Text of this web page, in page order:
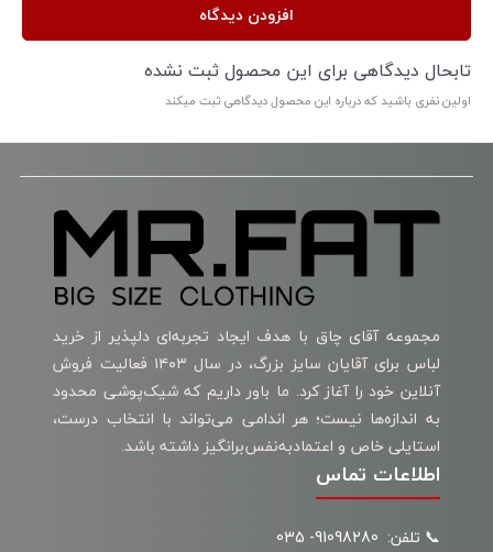
افزودن دیدگاه
تابحال دیدگاهی برای این محصول ثبت نشده
اولین نفری باشید که درباره این محصول دیدگاهی ثبت میکند
مجموعه آقای چاق با هدف ایجاد تجربه‌ای دلپذیر از خرید
لباس برای آقایان سایز بزرگ، در سال ۱۴۰۳ فعالیت فروش
آنلاین خود را آغاز کرد. ما باور داریم که شیک‌پوشی محدود
به اندازه‌ها نیست؛ هر اندامی می‌تواند با انتخاب درست،
استایلی خاص و اعتمادبه‌نفس‌برانگیز داشته باشد.
اطلاعات تماس
📞 تلفن: 91098280- 035